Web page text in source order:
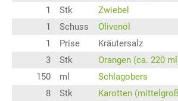
1
Stk
Zwiebel
1
Schuss
Olivenöl
1
Prise
Kräutersalz
3
Stk
Orangen (ca. 220
150
ml
Schlagobers
8
Stk
Karotten